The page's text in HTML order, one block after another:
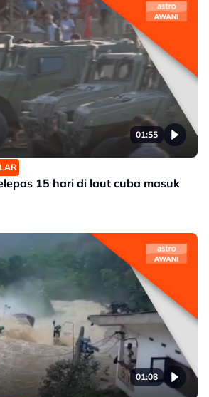
01:55
15 hari di laut cuba masuk
01:08